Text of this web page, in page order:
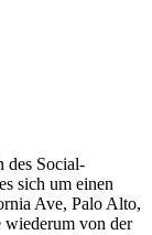
des Social-
sich um einen
Ave, Palo Alto,
von der